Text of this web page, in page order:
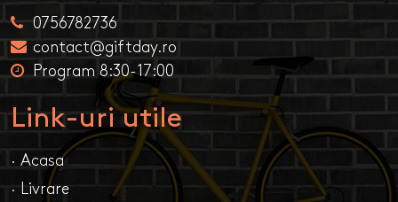
0756782736
contact@giftday.ro
Program 8:30-17:00
Link-uri utile
· Acasa
· Livrare